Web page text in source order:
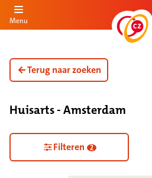
de inhoud
Menu
Terug naar zoeken
Huisarts - Amsterdam
Zorgdiensten verborgen
Filteren 2